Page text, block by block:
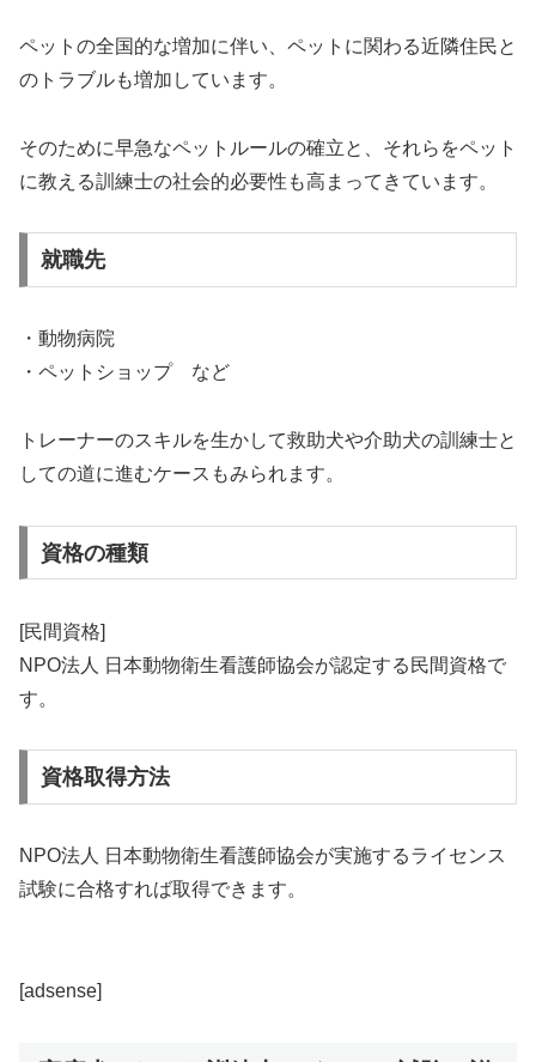
ペットの全国的な増加に伴い、ペットに関わる近隣住民と
のトラブルも増加しています。
そのために早急なペットルールの確立と、それらをペット
に教える訓練士の社会的必要性も高まってきています。
就職先
・動物病院
・ペットショップ など
トレーナーのスキルを生かして救助犬や介助犬の訓練士と
しての道に進むケースもみられます。
資格の種類
[民間資格]
NPO法人 日本動物衛生看護師協会が認定する民間資格で
す。
資格取得方法
NPO法人 日本動物衛生看護師協会が実施するライセンス
試験に合格すれば取得できます。
[adsense]